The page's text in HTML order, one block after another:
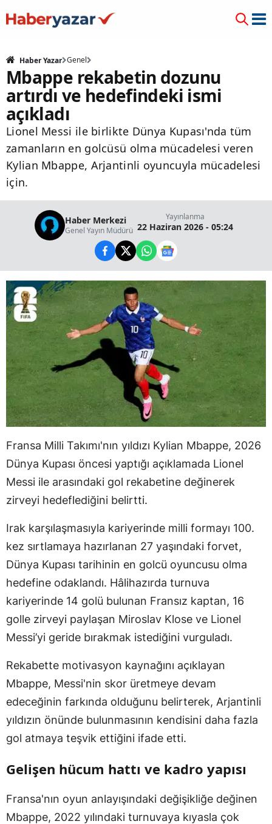
Haber Yazar Genel
Mbappe rekabetin dozunu
artırdı ve hedefindeki ismi
açıkladı
Lionel Messi ile birlikte Dünya Kupası'nda tüm
zamanların en golcüsü olma mücadelesi veren
Kylian Mbappe, Arjantinli oyuncuyla mücadelesi
için.
Haber Merkezi
Genel Yayın Müdürü
Yayınlanma
22 Haziran 2026 - 05:24
Fransa Milli Takımı'nın yıldızı Kylian Mbappe, 2026
Dünya Kupası öncesi yaptığı açıklamada Lionel
Messi ile arasındaki gol rekabetine değinerek
zirveyi hedeflediğini belirtti.
Irak karşılaşmasıyla kariyerinde milli formayı 100.
kez sırtlamaya hazırlanan 27 yaşındaki forvet,
Dünya Kupası tarihinin en golcü oyuncusu olma
hedefine odaklandı. Hâlihazırda turnuva
kariyerinde 14 golü bulunan Fransız kaptan, 16
golle zirveyi paylaşan Miroslav Klose ve Lionel
Messi’yi geride bırakmak istediğini vurguladı.
Rekabette motivasyon kaynağını açıklayan
Mbappe, Messi'nin skor üretmeye devam
edeceğinin farkında olduğunu belirterek, Arjantinli
yıldızın önünde bulunmasının kendisini daha fazla
gol atmaya teşvik ettiğini ifade etti.
Gelişen hücum hattı ve kadro yapısı
Fransa'nın oyun anlayışındaki değişikliğe değinen
Mbappe, 2022 yılındaki turnuvaya kıyasla çok